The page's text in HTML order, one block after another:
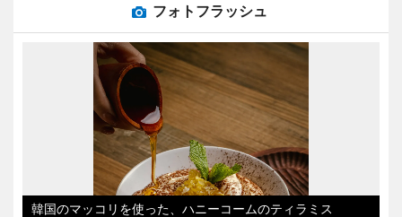
フォトフラッシュ
韓国のマッコリを使った、ハニーコームのティラミス